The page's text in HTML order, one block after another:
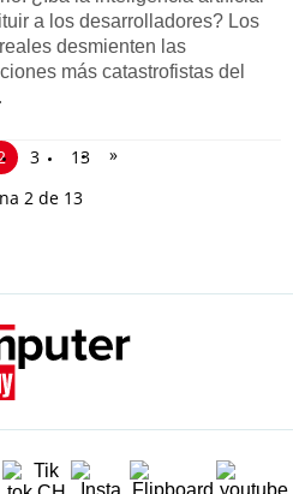
a los desarrolladores? Los
desmienten las
más catastrofistas del
3 13
»
2 de 13